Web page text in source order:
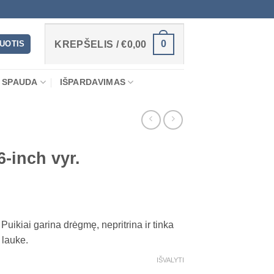
KREPŠELIS /€0,00 0
IŠPARDAVIMAS
inch vyr.
garina drėgmę, nepritrina ir tinka
IŠVALYTI